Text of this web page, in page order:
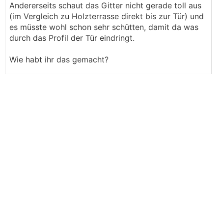
Andererseits schaut das Gitter nicht gerade toll aus
(im Vergleich zu Holzterrasse direkt bis zur Tür) und
es müsste wohl schon sehr schütten, damit da was
durch das Profil der Tür eindringt.
Wie habt ihr das gemacht?